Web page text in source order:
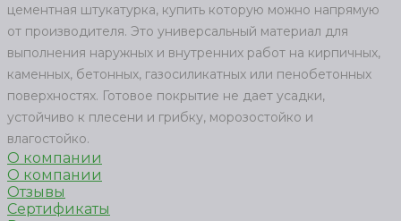
цементная штукатурка, купить которую можно напрямую
от производителя. Это универсальный материал для
выполнения наружных и внутренних работ на кирпичных,
каменных, бетонных, газосиликатных или пенобетонных
поверхностях. Готовое покрытие не дает усадки,
устойчиво к плесени и грибку, морозостойко и
влагостойко.
О компании
О компании
Отзывы
Сертификаты